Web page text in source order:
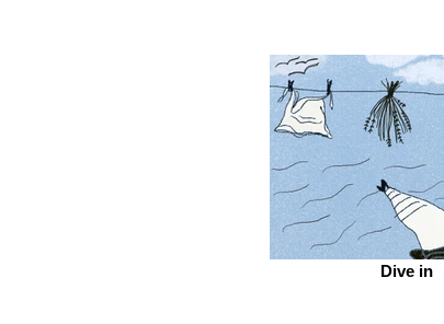
Dive in